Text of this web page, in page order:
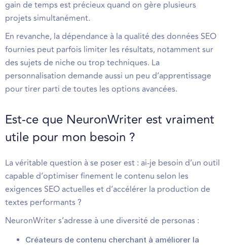
gain de temps est précieux quand on gère plusieurs
projets simultanément.
En revanche, la dépendance à la qualité des données SEO
fournies peut parfois limiter les résultats, notamment sur
des sujets de niche ou trop techniques. La
personnalisation demande aussi un peu d’apprentissage
pour tirer parti de toutes les options avancées.
Est-ce que NeuronWriter est vraiment
utile pour mon besoin ?
La véritable question à se poser est : ai-je besoin d’un outil
capable d’optimiser finement le contenu selon les
exigences SEO actuelles et d’accélérer la production de
textes performants ?
NeuronWriter s’adresse à une diversité de personas :
Créateurs de contenu cherchant à améliorer la